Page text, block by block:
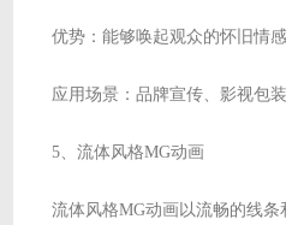
优势：能够唤起观众的怀旧情
应用场景：品牌宣传、影视包
5、流体风格MG动画
流体风格MG动画以流畅的线